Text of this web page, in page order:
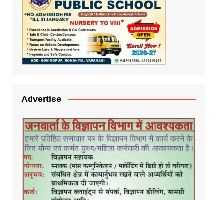
Advertise